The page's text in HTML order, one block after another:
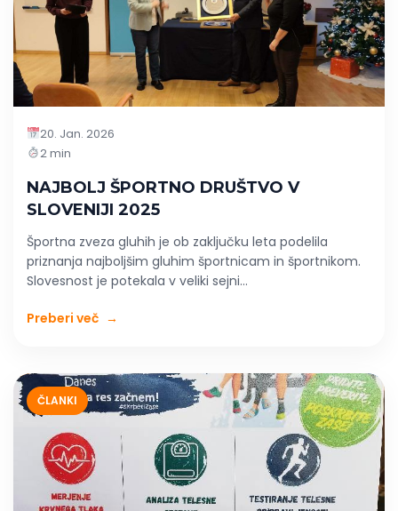
20. Jan. 2026
2 min
NAJBOLJ ŠPORTNO DRUŠTVO V
SLOVENIJI 2025
Športna zveza gluhih je ob zaključku leta podelila
priznanja najboljšim gluhim športnicam in športnikom.
Slovesnost je potekala v veliki sejni...
Preberi več →
ČLANKI